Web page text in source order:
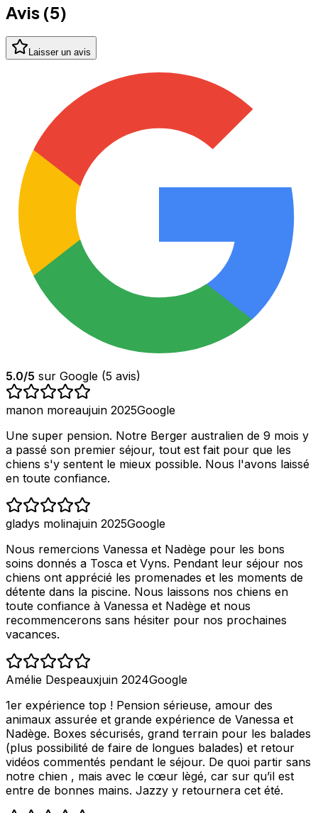
Avis (5)
Laisser un avis
5.0/5 sur Google (5 avis)
manon moreaujuin 2025Google
Une super pension. Notre Berger australien de 9 mois y
a passé son premier séjour, tout est fait pour que les
chiens s'y sentent le mieux possible. Nous l'avons laissé
en toute confiance.
gladys molinajuin 2025Google
Nous remercions Vanessa et Nadège pour les bons
soins donnés a Tosca et Vyns. Pendant leur séjour nos
chiens ont apprécié les promenades et les moments de
détente dans la piscine. Nous laissons nos chiens en
toute confiance à Vanessa et Nadège et nous
recommencerons sans hésiter pour nos prochaines
vacances.
Amélie Despeauxjuin 2024Google
1er expérience top ! Pension sérieuse, amour des
animaux assurée et grande expérience de Vanessa et
Nadège. Boxes sécurisés, grand terrain pour les balades
(plus possibilité de faire de longues balades) et retour
vidéos commentés pendant le séjour. De quoi partir sans
notre chien , mais avec le cœur lègé, car sur qu’il est
entre de bonnes mains. Jazzy y retournera cet été.